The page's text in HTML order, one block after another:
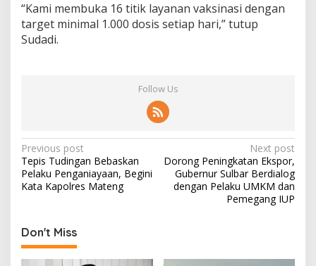
“Kami membuka 16 titik layanan vaksinasi dengan
target minimal 1.000 dosis setiap hari,” tutup
Sudadi.
Follow Us
P
o
s
n
a
Previous post
Tepis Tudingan Bebaskan
Pelaku Penganiayaan, Begini
Kata Kapolres Mateng
Next post
Dorong Peningkatan Ekspor,
Gubernur Sulbar Berdialog
dengan Pelaku UMKM dan
Pemegang IUP
Don't Miss